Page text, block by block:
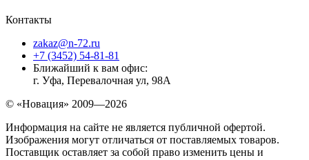
Контакты
zakaz@n-72.ru
+7 (3452) 54-81-81
Ближайший к вам офис:
г. Уфа, Перевалочная ул, 98А
© «Новация» 2009—2026
Информация на сайте не является публичной офертой.
Изображения могут отличаться от поставляемых товаров.
Поставщик оставляет за собой право изменить цены и